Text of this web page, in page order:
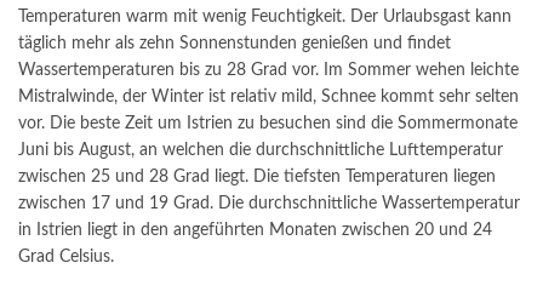
Temperaturen warm mit wenig Feuchtigkeit. Der Urlaubsgast kann
täglich mehr als zehn Sonnenstunden genießen und findet
Wassertemperaturen bis zu 28 Grad vor. Im Sommer wehen leichte
Mistralwinde, der Winter ist relativ mild, Schnee kommt sehr selten
vor. Die beste Zeit um Istrien zu besuchen sind die Sommermonate
Juni bis August, an welchen die durchschnittliche Lufttemperatur
zwischen 25 und 28 Grad liegt. Die tiefsten Temperaturen liegen
zwischen 17 und 19 Grad. Die durchschnittliche Wassertemperatur
in Istrien liegt in den angeführten Monaten zwischen 20 und 24
Grad Celsius.